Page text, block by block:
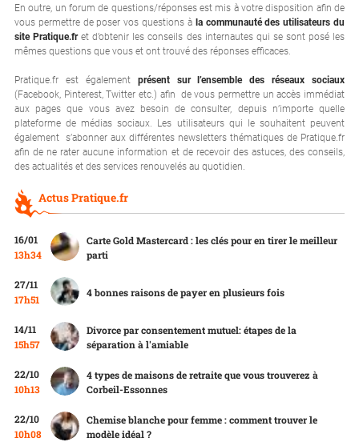
En outre, un forum de questions/réponses est mis à votre disposition afin de
vous permettre de poser vos questions à la communauté des utilisateurs du
site Pratique.fret d’obtenir les conseils des internautes qui se sont posé les
mêmes questions que vous et ont trouvé des réponses efficaces.
Pratique.fr est également présent sur l’ensemble des réseaux sociaux
(Facebook, Pinterest, Twitter etc.) afin de vous permettre un accès immédiat
aux pages que vous avez besoin de consulter, depuis n’importe quelle
plateforme de médias sociaux. Les utilisateurs qui le souhaitent peuvent
également s’abonner aux différentes newsletters thématiques de Pratique.fr
afin de ne rater aucune information et de recevoir des astuces, des conseils,
des actualités et des services renouvelés au quotidien.
Actus Pratique.fr
16/01
13h34
Carte Gold Mastercard : les clés pour en tirer le meilleur
parti
27/11
17h51
4 bonnes raisons de payer en plusieurs fois
14/11
15h57
Divorce par consentement mutuel: étapes de la
séparation à l'amiable
22/10
10h13
4 types de maisons de retraite que vous trouverez à
Corbeil-Essonnes
22/10
10h08
Chemise blanche pour femme : comment trouver le
modèle idéal ?